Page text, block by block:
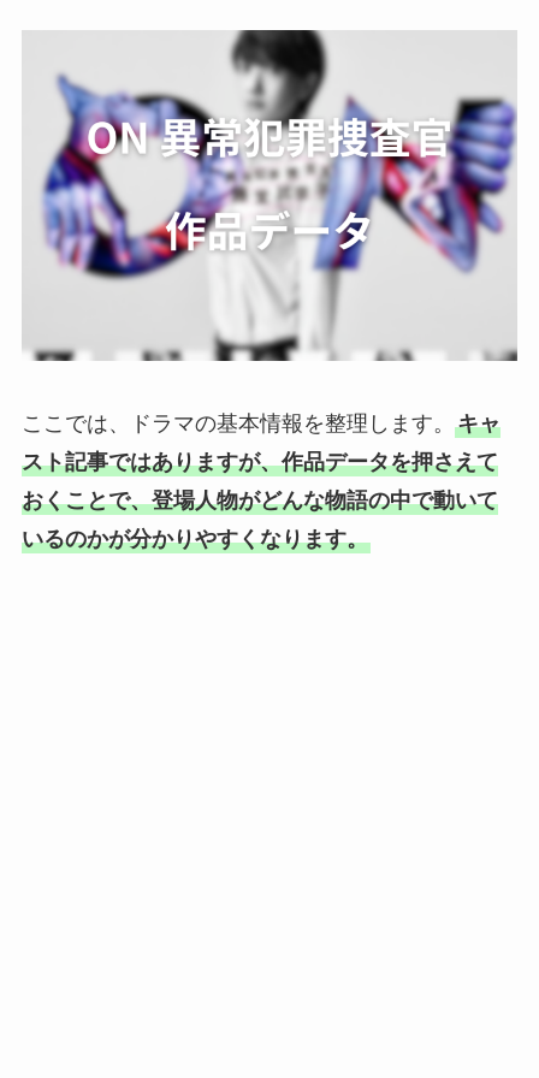
ここでは、ドラマの基本情報を整理します。 キャ
スト記事ではありますが、作品データを押さえて
おくことで、登場人物がどんな物語の中で動いて
いるのかが分かりやすくなります。